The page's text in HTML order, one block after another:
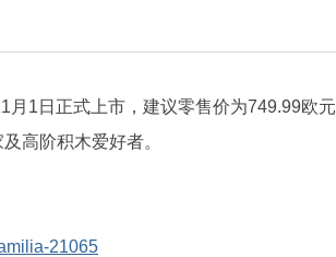
1日正式上市，建议零售价为749.99欧
高阶积木爱好者。
21065